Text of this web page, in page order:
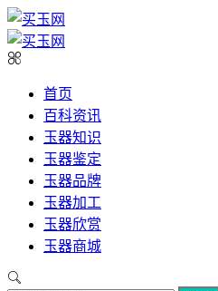
首页
百科资讯
玉器知识
玉器鉴定
玉器品牌
玉器加工
玉器欣赏
玉器商城